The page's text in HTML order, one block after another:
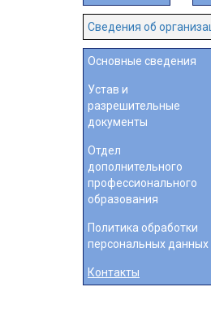
Сведения об
Основные сведения
Устав и
разрешительные
документы
Отдел
дополнительного
профессионального
образования
Политика обработки
персональных данных
Контакты